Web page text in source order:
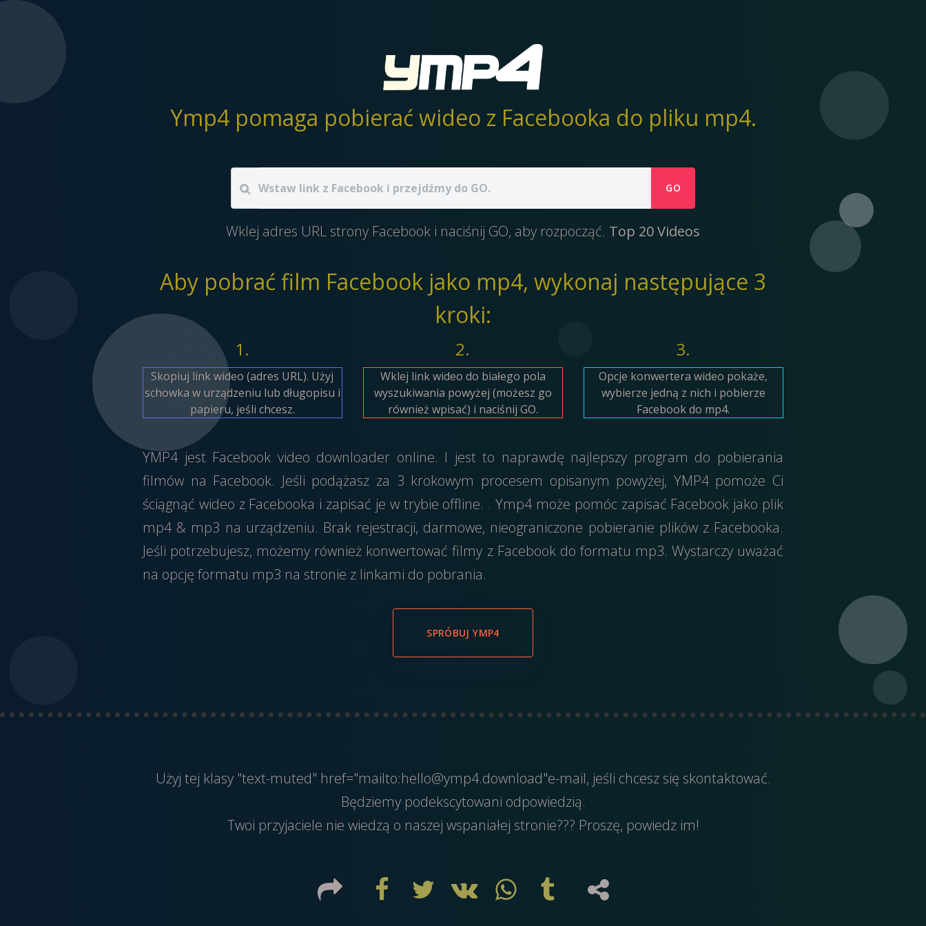
Ymp4 pomaga pobierać wideo z Facebooka do pliku mp4.
GO
Wklej adres URL strony Facebook i naciśnij GO, aby rozpocząć. Top 20 Videos
Aby pobrać film Facebook jako mp4, wykonaj następujące 3
kroki:
1.
Skopiuj link wideo (adres URL). Użyj
schowka w urządzeniu lub długopisu i
papieru, jeśli chcesz.
2.
Wklej link wideo do białego pola
wyszukiwania powyżej (możesz go
również wpisać) i naciśnij GO.
3.
Opcje konwertera wideo pokaże,
wybierze jedną z nich i pobierze
Facebook do mp4.
YMP4 jest Facebook video downloader online. I jest to naprawdę najlepszy program do pobierania
filmów na Facebook. Jeśli podążasz za 3 krokowym procesem opisanym powyżej, YMP4 pomoże Ci
ściągnąć wideo z Facebooka i zapisać je w trybie offline. . Ymp4 może pomóc zapisać Facebook jako plik
mp4 & mp3 na urządzeniu. Brak rejestracji, darmowe, nieograniczone pobieranie plików z Facebooka.
Jeśli potrzebujesz, możemy również konwertować filmy z Facebook do formatu mp3. Wystarczy uważać
na opcję formatu mp3 na stronie z linkami do pobrania.
SPRÓBUJ YMP4
Użyj tej klasy "text-muted" href="mailto:hello@ymp4.download"e-mail, jeśli chcesz się skontaktować.
Będziemy podekscytowani odpowiedzią.
Twoi przyjaciele nie wiedzą o naszej wspaniałej stronie??? Proszę, powiedz im!